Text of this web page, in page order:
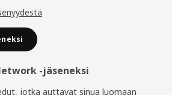
-jäseneksi
jotka auttavat sinua luomaan